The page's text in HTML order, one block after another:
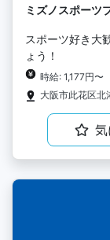
ミズノスポーツ
スポーツ好き大
ょう！
時給: 1,177円〜
大阪市此花区
気